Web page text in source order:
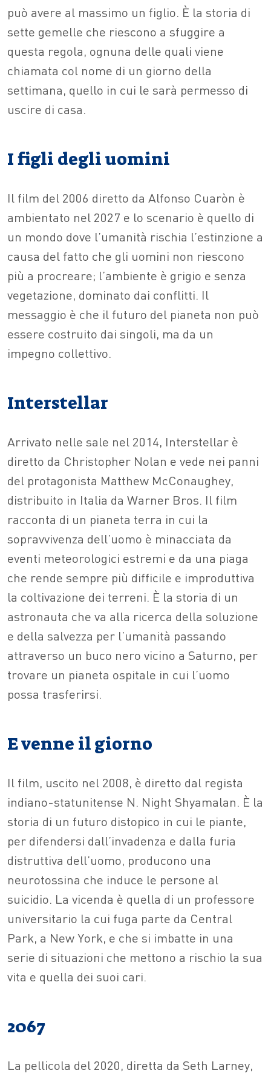
può avere al massimo un figlio. È la storia di
sette gemelle che riescono a sfuggire a
questa regola, ognuna delle quali viene
chiamata col nome di un giorno della
settimana, quello in cui le sarà permesso di
uscire di casa.
I figli degli uomini
Il film del 2006 diretto da Alfonso Cuaròn è
ambientato nel 2027 e lo scenario è quello di
un mondo dove l’umanità rischia l’estinzione a
causa del fatto che gli uomini non riescono
più a procreare; l’ambiente è grigio e senza
vegetazione, dominato dai conflitti. Il
messaggio è che il futuro del pianeta non può
essere costruito dai singoli, ma da un
impegno collettivo.
Interstellar
Arrivato nelle sale nel 2014, Interstellar è
diretto da Christopher Nolan e vede nei panni
del protagonista Matthew McConaughey,
distribuito in Italia da Warner Bros. Il film
racconta di un pianeta terra in cui la
sopravvivenza dell’uomo è minacciata da
eventi meteorologici estremi e da una piaga
che rende sempre più difficile e improduttiva
la coltivazione dei terreni. È la storia di un
astronauta che va alla ricerca della soluzione
e della salvezza per l’umanità passando
attraverso un buco nero vicino a Saturno, per
trovare un pianeta ospitale in cui l’uomo
possa trasferirsi.
E venne il giorno
Il film, uscito nel 2008, è diretto dal regista
indiano-statunitense N. Night Shyamalan. È la
storia di un futuro distopico in cui le piante,
per difendersi dall’invadenza e dalla furia
distruttiva dell’uomo, producono una
neurotossina che induce le persone al
suicidio. La vicenda è quella di un professore
universitario la cui fuga parte da Central
Park, a New York, e che si imbatte in una
serie di situazioni che mettono a rischio la sua
vita e quella dei suoi cari.
2067
La pellicola del 2020, diretta da Seth Larney,